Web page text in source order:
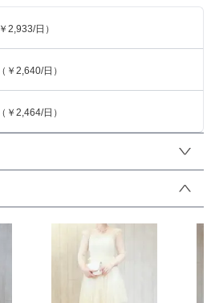
￥2,933/日）
（ ￥2,640/日）
（ ￥2,464/日）